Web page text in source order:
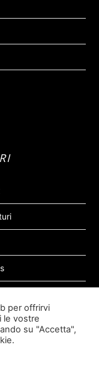
per offrirvi
le vostre
su "Accetta",